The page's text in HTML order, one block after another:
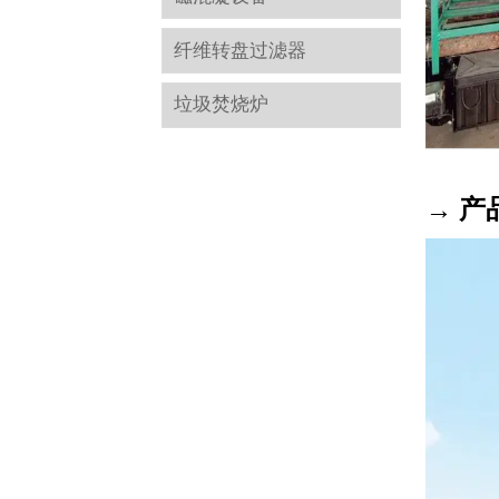
纤维转盘过滤器
垃圾焚烧炉
→ 产